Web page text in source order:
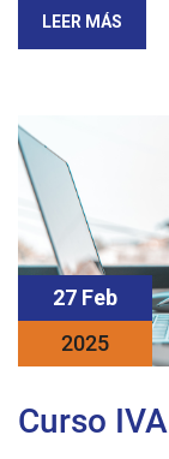
LEER MÁS
27 Feb
2025
Curso IVA